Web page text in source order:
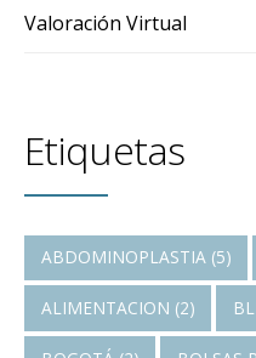
Valoración Virtual
Etiquetas
ABDOMINOPLASTIA(5)
ALIMENTACION (2)